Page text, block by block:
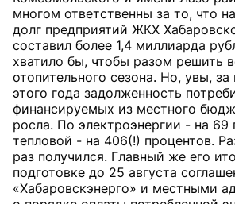
многом ответственны за то, что
долг предприятий ЖКХ
составил более 1,4 миллиарда
хватило бы, чтобы разом решить
отопительного сезона. Но, увы,
этого года задолженность
финансируемых из местного
росла. По электроэнергии - на 69
тепловой - на 406(!) процентов.
раз получился. Главный же его
подготовке до 25 августа
«Хабаровскэнерго» и местными